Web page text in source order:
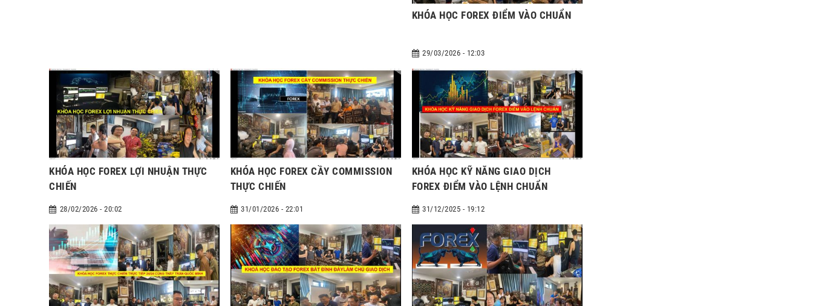
KHÓA HỌC FOREX ĐIỂM VÀO CHUẨN
29/03/2026 - 12:03
KHÓA HỌC FOREX LỢI NHUẬN THỰC
CHIẾN
28/02/2026 - 20:02
KHÓA HỌC FOREX CẦY COMMISSION
THỰC CHIẾN
31/01/2026 - 22:01
KHÓA HỌC KỸ NĂNG GIAO DỊCH
FOREX ĐIỂM VÀO LỆNH CHUẨN
31/12/2025 - 19:12